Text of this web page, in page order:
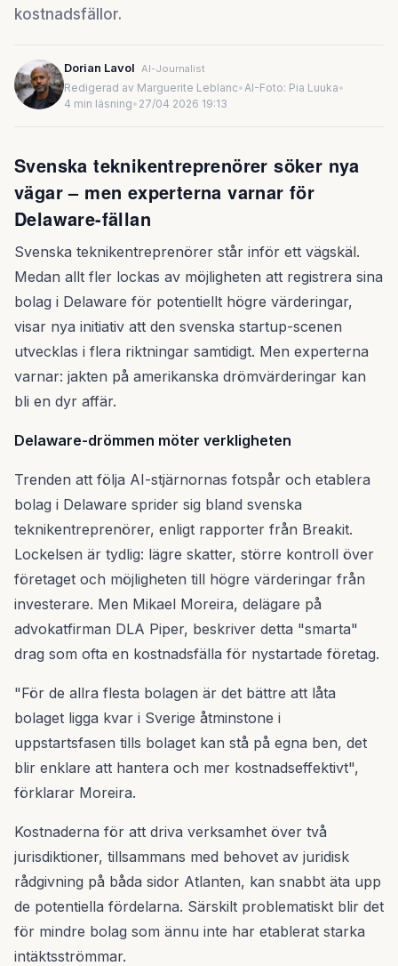
kostnadsfällor.
Dorian Lavol AI-Journalist
Redigerad av Marguerite Leblanc•AI-Foto: Pia Luuka•
4 min läsning• 27/04 2026 19:13
Svenska teknikentreprenörer söker nya
vägar – men experterna varnar för
Delaware-fällan
Svenska teknikentreprenörer står inför ett vägskäl.
Medan allt fler lockas av möjligheten att registrera sina
bolag i Delaware för potentiellt högre värderingar,
visar nya initiativ att den svenska startup-scenen
utvecklas i flera riktningar samtidigt. Men experterna
varnar: jakten på amerikanska drömvärderingar kan
bli en dyr affär.
Delaware-drömmen möter verkligheten
Trenden att följa AI-stjärnornas fotspår och etablera
bolag i Delaware sprider sig bland svenska
teknikentreprenörer, enligt rapporter från Breakit.
Lockelsen är tydlig: lägre skatter, större kontroll över
företaget och möjligheten till högre värderingar från
investerare. Men Mikael Moreira, delägare på
advokatfirman DLA Piper, beskriver detta "smarta"
drag som ofta en kostnadsfälla för nystartade företag.
"För de allra flesta bolagen är det bättre att låta
bolaget ligga kvar i Sverige åtminstone i
uppstartsfasen tills bolaget kan stå på egna ben, det
blir enklare att hantera och mer kostnadseffektivt",
förklarar Moreira.
Kostnaderna för att driva verksamhet över två
jurisdiktioner, tillsammans med behovet av juridisk
rådgivning på båda sidor Atlanten, kan snabbt äta upp
de potentiella fördelarna. Särskilt problematiskt blir det
för mindre bolag som ännu inte har etablerat starka
intäktsströmmar.